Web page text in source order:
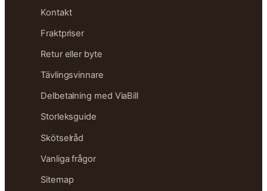
Kontakt
Fraktpriser
Retur eller byte
Tävlingsvinnare
Delbetalning med ViaBill
Storleksguide
Skötselråd
Vanliga frågor
Sitemap